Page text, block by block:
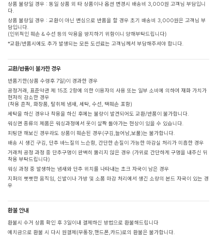
상품 불량일 경우 : 동일 상품 외 타 상품이나 옵션 변경시 배송비 3,000원 고객님 부담입니
다.
상품 불량일 경우 : 교환이 아닌 변심으로 반품을 할 경우 초기 배송비 3,000원은 고객님 부
담입니다.
(인위적인 훼손 & 수선 등의 악용을 방지하기 위함이니 양해부탁드립니다)
*교환/반품시에도 추가 발생되는 모든 도선료는 고객님께서 부담해주셔야 합니다.
교환/반품이 불가한 경우
반품기한(상품 수령후 7일)이 경과한 경우
공정거래, 표준약관 제 15조 2항에 의한 이용자의 사용 또는 일부 소비에 의하여 재화 가치가
현저히 감소한 경우
(착용 흔적, 화장품, 탈취제 냄새, 세탁, 수선, 택훼손 포함)
세탁을 하신 경우나 착용을 하신 후에는 불량이 발견되어도 교환/반품이 불가합니다.
워싱면 종류의 제품은 워싱과정에서 옷이 살짝 돌아가는 현상이 있을 수 있습니다.
피팅만 해보신 경우라도 상품이 훼손된 경우(구김,늘어남,보풀)는 불가합니다.
배송 시 생긴 구김, 단추 바느질의 느슨함, 간단한 손질이 가능한 마감실 처리가 미흡한 경우
거래처 공정 과정 중 단추구멍이 완벽히 뚫리지 않은 경우 (가위로 간단하게 구멍을 내주신 뒤
착용 부탁드립니다)
워싱 과정 중 발생하는 냄새와 단추 위치를 나타내는 초크 자국이 남은 경우
지퍼의 뻣뻣한 움직임, 신발이나 가방 및 소품 마감 처리에서 생긴 소량의 본드 자국이 있는 경
우
환불 안내
환불시 수거 상품 확인 후 3일이내 결제하신 방법으로 환불해드립니다
예치금으로 환불 시 다시 원결제(무통장,핸드폰,카드)로의 환불은 불가합니다.